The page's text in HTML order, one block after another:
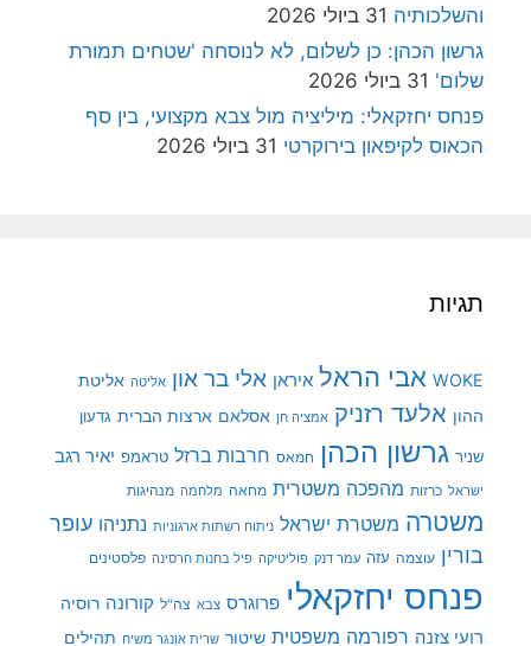
והשלכותיה 31 ביולי 2026
גרשון הכהן: כן לשלום, לא לנוסחה 'שטחים תמורת
שלום' 31 ביולי 2026
פנחס יחזקאלי: מיליציה מול צבא מקצועי, בין סף
הכאוס לקיפאון בירוקרטי 31 ביולי 2026
תגיות
WOKE אבי הראל איראן אלי בר און אליטה אליטת
ההון אלעד רזניק אמציה חן אסלאם ארצות הברית גדעון
שניר גרשון הכהן חמאס חרבות ברזל טראמפ יאיר רגב
ישראל כרזות מהפכה משטרית מחאה מלחמה מנהיגות
משטרה משטרת ישראל ניתוח רשתות ארגוניות נתניהו עופר
בורין עוצמה עזה עמר דנק פוליטיקה פיל בחנות חרסינה פלסטינים
פנחס יחזקאלי פרוגרס צבא צה"ל קורונה רוסיה
רועי צזנה רפורמה משפטית שיטור שרית אונגר משיח תהילים